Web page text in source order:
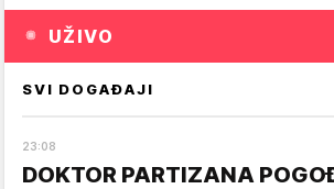
UŽIVO
SVI DOGAĐAJI
23:08
DOKTOR PARTIZANA